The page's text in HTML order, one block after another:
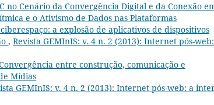
no Cenário da Convergência Digital e da Conexão
e o Ativismo de Dados nas Plataformas
a explosão de aplicativos de dispositivos
, Revista GEMInIS: v. 4 n. 2 (2013): Internet pós-
entre construção, comunicação e
Mídias
GEMInIS: v. 4 n. 2 (2013): Internet pós-web: a